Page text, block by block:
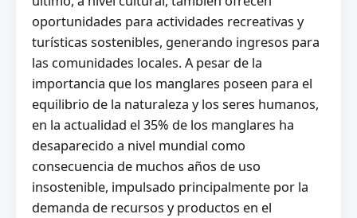
oportunidades para actividades recreativas y
turísticas sostenibles, generando ingresos para
las comunidades locales. A pesar de la
importancia que los manglares poseen para el
equilibrio de la naturaleza y los seres humanos,
en la actualidad el 35% de los manglares ha
desaparecido a nivel mundial como
consecuencia de muchos años de uso
insostenible, impulsado principalmente por la
demanda de recursos y productos en el